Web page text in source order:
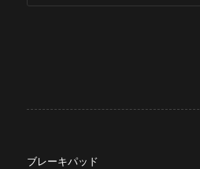
ブレーキパッド